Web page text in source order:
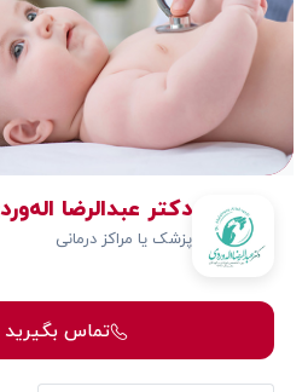
دکتر عبدالرضا
پزشک یا مراکز درمانی
تماس بگیرید